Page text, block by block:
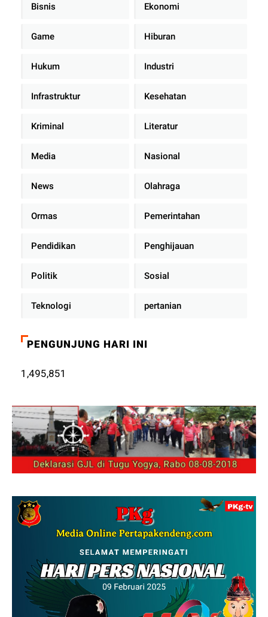
Bisnis Ekonomi
Game Hiburan
Hukum Industri
Infrastruktur Kesehatan
Kriminal Literatur
Media Nasional
News Olahraga
Ormas Pemerintahan
Pendidikan Penghijauan
Politik Sosial
Teknologi pertanian
PENGUNJUNG HARI INI
1,495,851